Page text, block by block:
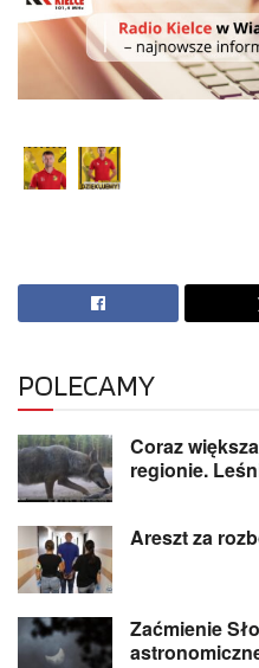
POLECAMY
Coraz
regionie.
Areszt za
Zaćmienie